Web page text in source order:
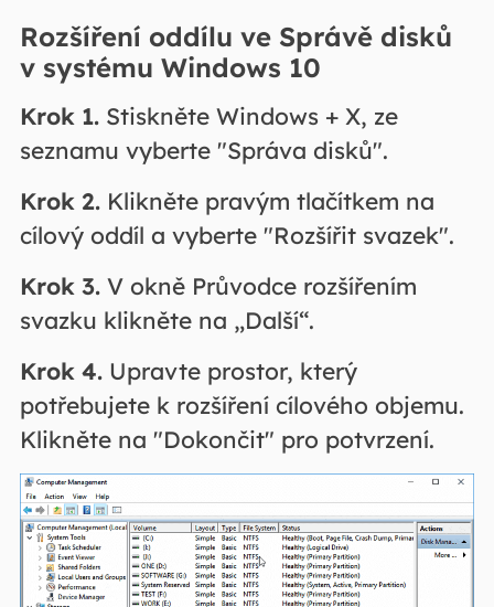
Rozšíření oddílu ve Správě disků
v systému Windows 10
Krok 1.Stiskněte Windows + X, ze
seznamu vyberte "Správa disků".
Krok 2.Klikněte pravým tlačítkem na
cílový oddíl a vyberte "Rozšířit svazek".
Krok 3.V okně Průvodce rozšířením
svazku klikněte na „Další“.
Krok 4.Upravte prostor, který
potřebujete k rozšíření cílového objemu.
Klikněte na "Dokončit" pro potvrzení.